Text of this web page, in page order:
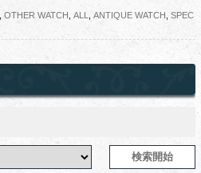
OTHER WATCH ALL ANTIQUE WATCH
SPEC